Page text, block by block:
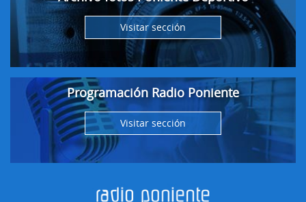
Visitar sección
Programación Radio Poniente
Visitar sección